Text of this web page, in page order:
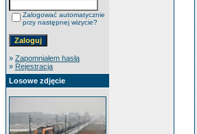
Zalogować automatycznie
przy następnej wizycie?
» Zapomniałem hasła
» Rejestracja
Losowe zdjęcie